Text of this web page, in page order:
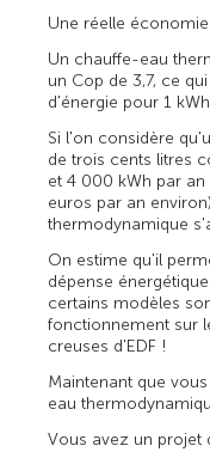
Une réelle
Un chauffe-eau
un Cop de 3,7, ce
d'énergie pour 1
Si l'on considère
de trois cents litres
et 4 000 kWh par
euros par an
thermodynamique
On estime qu'il
dépense
certains modèles
fonctionnement sur
creuses d'EDF !
Maintenant que
eau
Vous avez un projet